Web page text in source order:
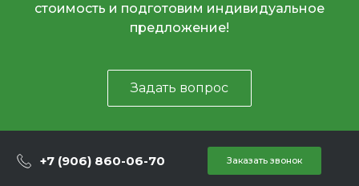
стоимость и подготовим индивидуальное
предложение!
Задать вопрос
+7 (906) 860-06-70 Заказать звонок